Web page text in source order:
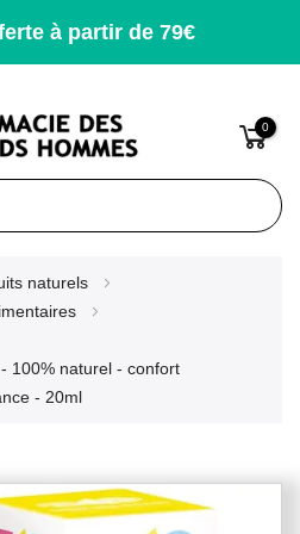
à partir de 79€
0
naturels
100% naturel - confort
- 20ml